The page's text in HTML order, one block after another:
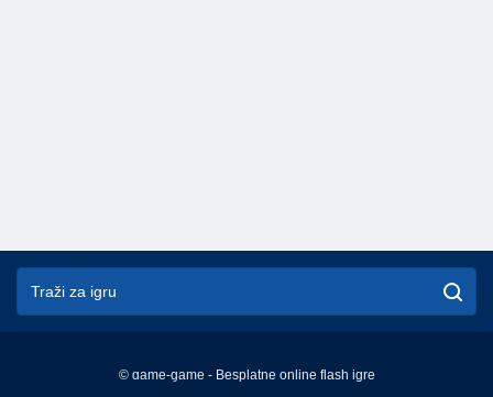
© game-game - Besplatne online flash igre